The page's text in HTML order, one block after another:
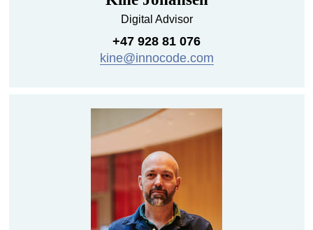
Digital Advisor
+47 928 81 076
kine@innocode.com